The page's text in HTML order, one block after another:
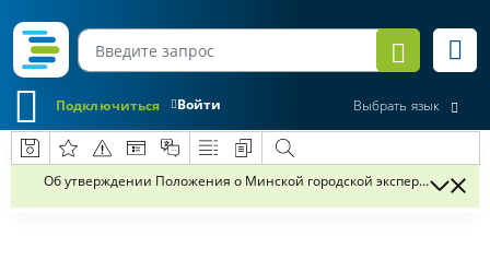
Войти
Подключиться Выбрать язык
Об утверждении Положения о Минской городской экспертной